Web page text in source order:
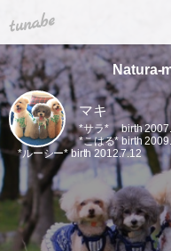
tuna.be
Natura-
マキ
*サラ* birth
*こはる* birth
*ルーシー* birth 2012.7.12